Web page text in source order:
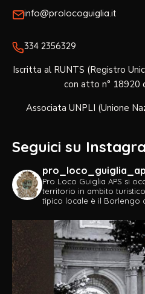
info@prolocoguiglia.it
334 2356329‬
Iscritta al RUNTS (Registro
con atto n° 18920
Associata UNPLI (Unione
Seguici su
Pro Loco Guiglia APS si
territorio in ambito
tipico locale è il Borlengo